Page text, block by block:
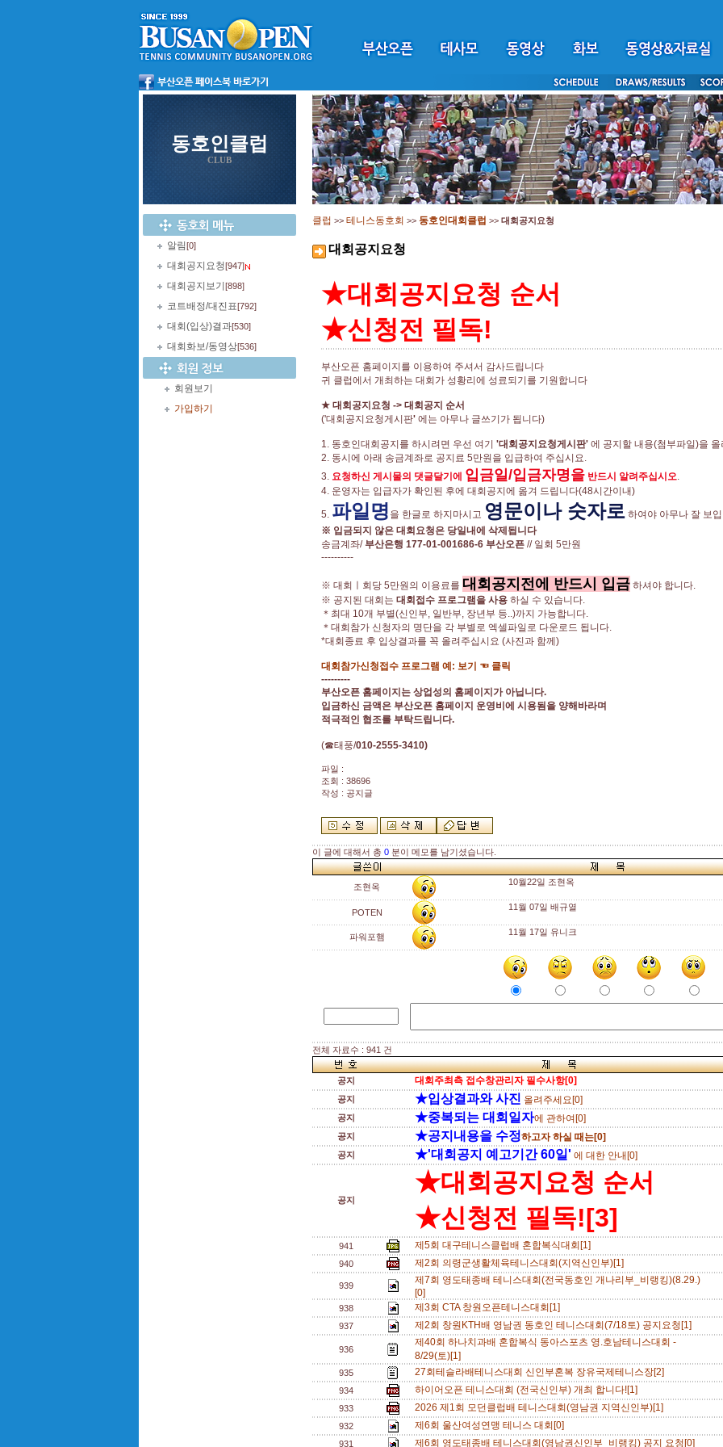
동호인클럽
CLUB
알림[0]
대회공지요청[947]
대회공지보기 [898]
코트배정/대진표[792]
대회(입상)결과[530]
대회화보/동영상[536]
회원보기
가입하기
클럽 >> 테니스동호회 >> 동호인대회클럽 >> 대회공지요청
대회공지요청
★대회공지요청 순서
★신청전 필독!
부산오픈 홈페이지를 이용하여 주셔서 감사드립니다
귀 클럽에서 개최하는 대회가 성황리에 성료되기를 기원합니다
★ 대회공지요청 -> 대회공지 순서
('대회공지요청게시판' 에는 아무나 글쓰기가 됩니다)
1. 동호인대회공지를 하시려면 우선 여기 '대회공지요청게시판' 에 공지할 내용(첨부파일)을 올
2. 동시에 아래 송금계좌로 공지료 5만원을 입급하여 주십시요.
3. 요청하신 게시물의 댓글달기에 입금일/입금자명을 반드시 알려주십시오.
4. 운영자는 입급자가 확인된 후에 대회공지에 옮겨 드립니다(48시간이내)
5. 파일명 을 한글로 하지마시고 영문이나 숫자로 하여야 아무나 잘 보
※ 입금되지 않은 대회요청은 당일내에 삭제됩니다
송금계좌/ 부산은행 177-01-001686-6 부산오픈 // 일회 5만원
----------
※ 대회ㅣ회당 5만원의 이용료를 대회공지전에 반드시 입금 하셔야 합니다.
※ 공지된 대회는 대회접수 프로그램을 사용 하실 수 있습니다.
＊최대 10개 부별(신인부, 일반부, 장년부 등..)까지 가능합니다.
＊대회참가 신청자의 명단을 각 부별로 엑셀파일로 다운로드 됩니다.
*대회종료 후 입상결과를 꼭 올려주십시요 (사진과 함께)
대회참가신청접수 프로그램 예: 보기 ☜ 클릭
---------
부산오픈 홈페이지는 상업성의 홈페이지가 아닙니다.
입금하신 금액은 부산오픈 홈페이지 운영비에 시용됨을 양해바라며
적극적인 협조를 부탁드립니다.
(☎태풍/010-2555-3410)
파일 :
조회 : 38696
작성 : 공지글
이 글에 대해서 총 0 분이 메모를 남기셨습니다.
조현옥 10월22일 조현옥
POTEN
11월 07일 배규열
파워포햄 11월 17일 유니크
전체 자료수 : 941 건
공지 대회주최측 접수창관리자 필수사항[0]
공지
★입상결과와 사진 올려주세요[0]
공지
★중복되는 대회일자에 관하여[0]
공지
★공지내용을 수정하고자 하실 때는[0]
공지
★'대회공지 예고기간 60일' 에 대한 안내[0]
공지
★대회공지요청 순서
★신청전 필독![3]
941 제5회 대구테니스클럽배 혼합복식대회[1]
940
제2회 의령군생활체육테니스대회(지역신인부)[1]
939
제7회 영도태종배 테니스대회(전국동호인 개나리부_비랭킹)(8.29.)
[0]
938 제3회 CTA 창원오픈테니스대회[1]
937
제2회 창원KTH배 영남권 동호인 테니스대회(7/18토) 공지요청[1]
936
제40회 하나치과배 혼합복식 동아스포츠 영.호남테니스대회 -
8/29(토)[1]
935 27회테슬라배테니스대회 신인부혼복 장유국제테니스장[2]
934
하이어오픈 테니스대회 (전국신인부) 개최 합니다![1]
933
2026 제1회 모던클럽배 테니스대회(영남권 지역신인부)[1]
932
제6회 울산여성연맹 테니스 대회[0]
931
제6회 영도태종배 테니스대회(영남권신인부_비랭킹) 공지 요청[0]